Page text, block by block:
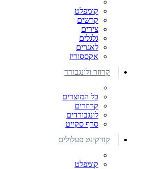
קומפלט
קרשים
צירים
גלגלים
לאגרים
אקססוריז
קרוזר ולונגבורד
כל המוצרים
קרוזרים
לונגבורדים
סרף סקייט
קורקינט פעלולים
קומפלט